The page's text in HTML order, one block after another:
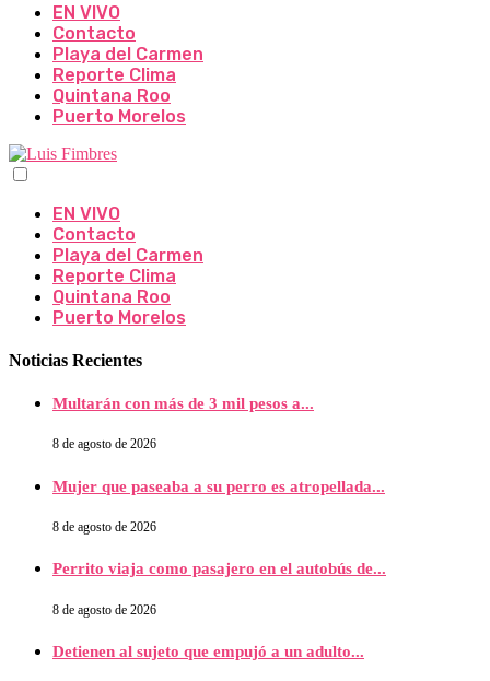
EN VIVO
Contacto
Playa del Carmen
Reporte Clima
Quintana Roo
Puerto Morelos
EN VIVO
Contacto
Playa del Carmen
Reporte Clima
Quintana Roo
Puerto Morelos
Noticias Recientes
Multarán con más de 3 mil pesos a...
8 de agosto de 2026
Mujer que paseaba a su perro es atropellada...
8 de agosto de 2026
Perrito viaja como pasajero en el autobús de...
8 de agosto de 2026
Detienen al sujeto que empujó a un adulto...